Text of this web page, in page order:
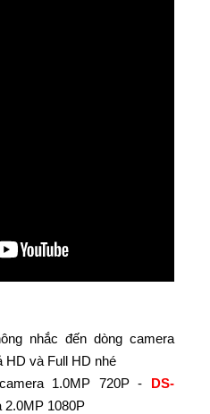
nhắc đến dòng camera
HD và Full HD nhé
1.0MP 720P - DS-
2.0MP 1080P